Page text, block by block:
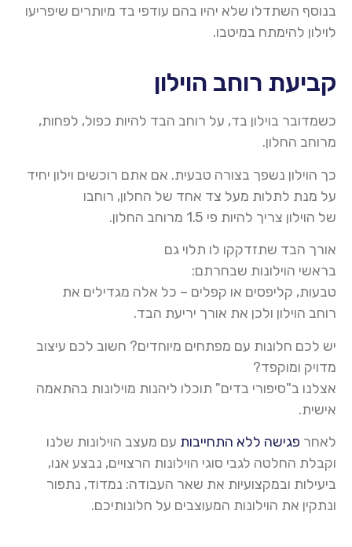
בנוסף השתדלו שלא יהיו בהם עודפי בד מיותרים שיפריעו
לוילון להימתח במיטבו.
קביעת רוחב הוילון
כשמדובר בוילון בד, על רוחב הבד להיות כפול, לפחות,
מרוחב החלון.
כך הוילון נשפך בצורה טבעית. אם אתם רוכשים וילון יחיד
על מנת לתלות מעל צד אחד של החלון, רוחבו
של הוילון צריך להיות פי 1.5 מרוחב החלון.
אורך הבד שתזדקקו לו תלוי גם
בראשי הוילונות שבחרתם:
טבעות, קליפסים או קפלים – כל אלה מגדילים את
רוחב הוילון ולכן את אורך יריעת הבד.
יש לכם חלונות עם מפתחים מיוחדים? חשוב לכם עיצוב
מדויק ומוקפד?
אצלנו ב"סיפורי בדים" תוכלו ליהנות מוילונות בהתאמה
אישית.
לאחר פגישה ללא התחייבות עם מעצב הוילונות שלנו
וקבלת החלטה לגבי סוגי הוילונות הרצויים, נבצע אנו,
ביעילות ובמקצועיות את שאר העבודה: נמדוד, נתפור
ונתקין את הוילונות המעוצבים על חלונותיכם.